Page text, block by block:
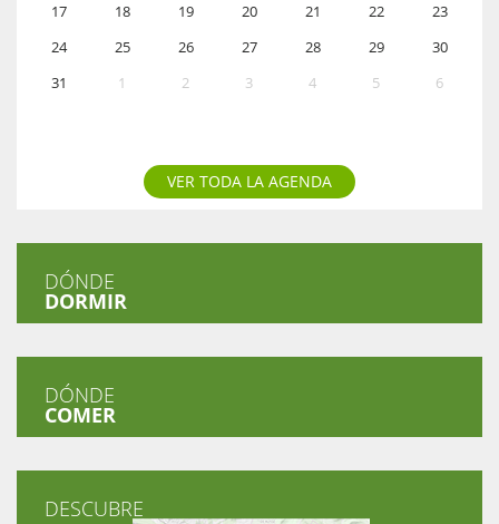
17
18 19 20 21 22
23
24
25 26 27 28 29
30
31
1 2 3 4 5 6
VER TODA LA AGENDA
DÓNDE
DORMIR
DÓNDE
COMER
DESCUBRE